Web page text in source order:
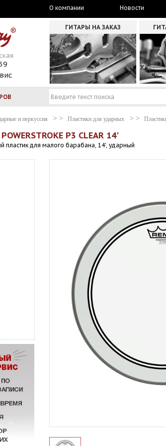
О компании Новости
ГИТАРЫ НА ЗАКАЗ
и перкуссия Пластики для ударных
P3 CLEAR 14'
пластик для малого барабана, 14', ударный